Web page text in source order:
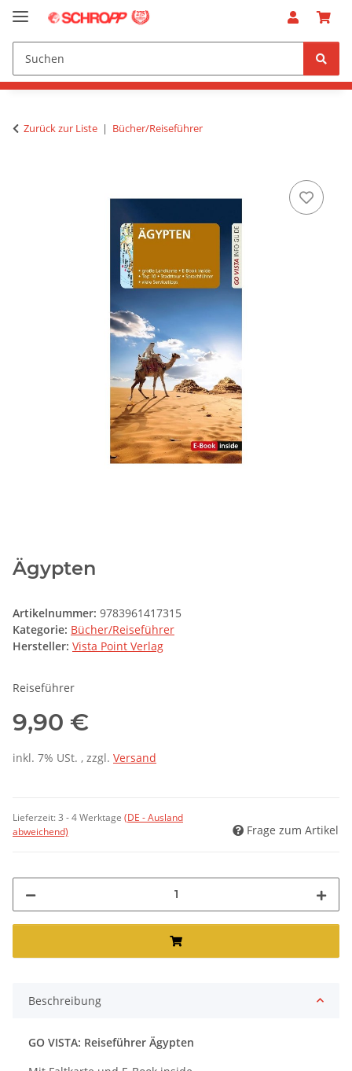
Zurück zur Liste Bücher/Reiseführer
Ägypten
Artikelnummer: 9783961417315
Kategorie: Bücher/Reiseführer
Hersteller: Vista Point Verlag
Reiseführer
9,90 €
inkl. 7% USt. , zzgl. Versand
Lieferzeit:3 - 4 Werktage (DE - Ausland
abweichend)
Frage zum Artikel
Beschreibung
GO VISTA: Reiseführer Ägypten